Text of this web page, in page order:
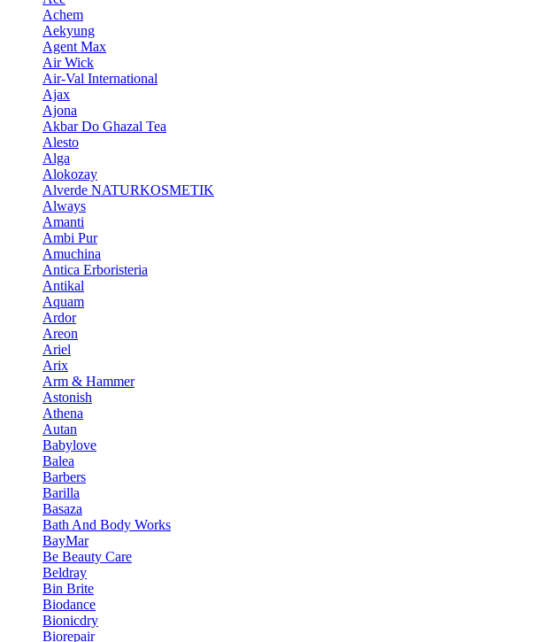
Achem
Aekyung
Agent Max
Air Wick
Air-Val International
Ajax
Ajona
Akbar Do Ghazal Tea
Alesto
Alga
Alokozay
Alverde NATURKOSMETIK
Always
Amanti
Ambi Pur
Amuchina
Antica Erboristeria
Antikal
Aquam
Ardor
Areon
Ariel
Arix
Arm & Hammer
Astonish
Athena
Autan
Babylove
Balea
Barbers
Barilla
Basaza
Bath And Body Works
BayMar
Be Beauty Care
Beldray
Bin Brite
Biodance
Bionicdry
Biorepair